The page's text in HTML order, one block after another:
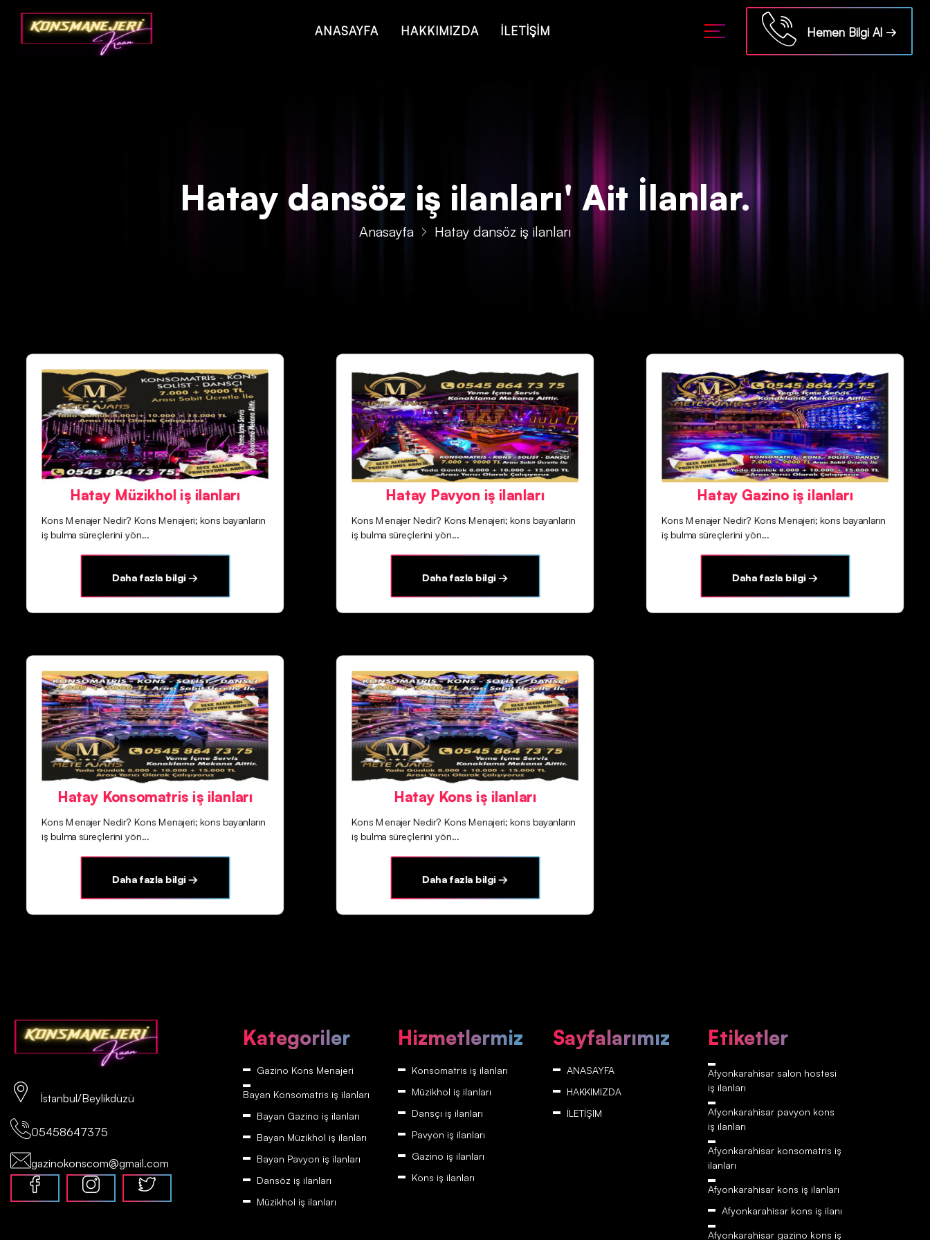
Deprecated: json_decode(): Passing null to parameter #1 ($json) of type string is deprecated in/home/konsmenajericom/public_html/api/kontrol/etiket.php on line18
ANASAYFA HAKKIMIZDA İLETİŞİM Hemen Bilgi Al →
Hatay dansöz iş ilanları' Ait İlanlar.
Anasayfa Hatay dansöz iş ilanları
Hatay Müzikhol iş ilanları
Kons Menajer Nedir? Kons Menajeri; kons bayanların
iş bulma süreçlerini yön...
Daha fazla bilgi →
Hatay Pavyon iş ilanları
Kons Menajer Nedir? Kons Menajeri; kons bayanların
iş bulma süreçlerini yön...
Daha fazla bilgi →
Hatay Gazino iş ilanları
Kons Menajer Nedir? Kons Menajeri; kons bayanların
iş bulma süreçlerini yön...
Daha fazla bilgi →
Hatay Konsomatris iş ilanları
Kons Menajer Nedir? Kons Menajeri; kons bayanların
iş bulma süreçlerini yön...
Daha fazla bilgi →
Hatay Kons iş ilanları
Kons Menajer Nedir? Kons Menajeri; kons bayanların
iş bulma süreçlerini yön...
Daha fazla bilgi →
İstanbul/Beylikdüzü
05458647375
gazinokonscom@gmail.com
Kategoriler
Gazino Kons Menajeri
Bayan Konsomatris iş ilanları
Bayan Gazino iş ilanları
Bayan Müzikhol iş ilanları
Bayan Pavyon iş ilanları
Dansöz iş ilanları
Müzikhol iş ilanları
Hizmetlermiz
Konsomatris iş ilanları
Müzikhol iş ilanları
Dansçı iş ilanları
Pavyon iş ilanları
Gazino iş ilanları
Kons iş ilanları
Sayfalarımız
ANASAYFA
HAKKIMIZDA
İLETİŞİM
Etiketler
Afyonkarahisar‎‎‎‎ salon hostesi
iş ilanları
Afyonkarahisar‎‎‎‎ pavyon kons
iş ilanları
Afyonkarahisar‎‎‎‎ konsomatris iş
ilanları
Afyonkarahisar‎‎‎‎ kons iş ilanları
Afyonkarahisar‎‎‎‎ kons iş ilanı
Afyonkarahisar‎‎‎‎ gazino kons iş